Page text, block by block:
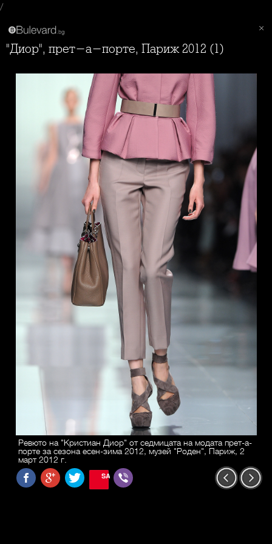
/
"Диор", прет-а-порте, Париж 2012 (1)
Ревюто на "Кристиан Диор" от седмицата на модата прет-а-
порте за сезона есен-зима 2012, музей "Роден", Париж, 2
март 2012 г.
SAVE